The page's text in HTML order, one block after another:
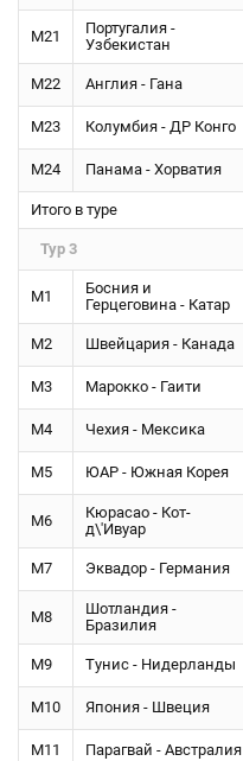
М21
Португалия -
Узбекистан
М22 Англия - Гана
М23 Колумбия - ДР Конго
М24 Панама - Хорватия
Итого в туре
Тур 3
М1
Босния и
Герцеговина - Катар
М2 Швейцария - Канада
М3 Марокко - Гаити
М4 Чехия - Мексика
М5 ЮАР - Южная Корея
М6
Кюрасао - Кот-
д\'Ивуар
М7 Эквадор - Германия
М8
Шотландия -
Бразилия
М9 Тунис - Нидерланды
М10 Япония - Швеция
М11 Парагвай - Австралия